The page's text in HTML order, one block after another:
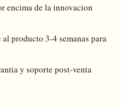
encima de la innovacion
producto 3-4 semanas para
y soporte post-venta